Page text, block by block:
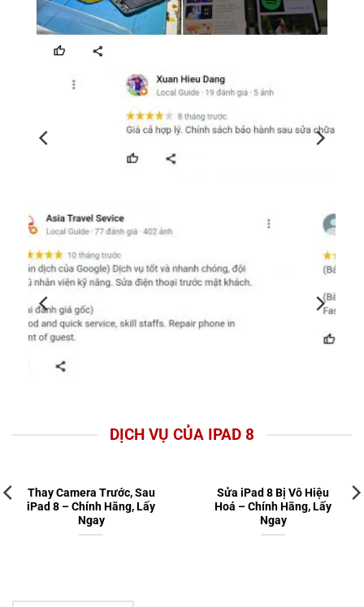
DỊCH VỤ CỦA IPAD 8
Thay Camera Trước, Sau
iPad 8 – Chính Hãng, Lấy
Ngay
Sửa iPad 8 Bị Vô Hiệu
Hoá – Chính Hãng, Lấy
Ngay